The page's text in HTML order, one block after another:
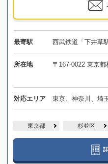
最寄駅 西武鉄道「下井草
所在地 〒167-0022 東京
対応エリア 東京、神奈川、埼
東京都 杉並区